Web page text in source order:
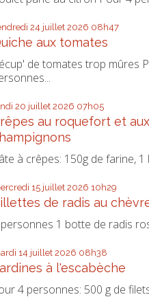
24 juillet 2026 08h47
aux tomates
de tomates trop mûres
20 juillet 2026 07h05
au roquefort et aux
à crêpes: 150g de farine,
15 juillet 2026 10h29
de radis au
1 botte de radis
14 juillet 2026 08h38
à l'escabèche
4 personnes: 500 g de